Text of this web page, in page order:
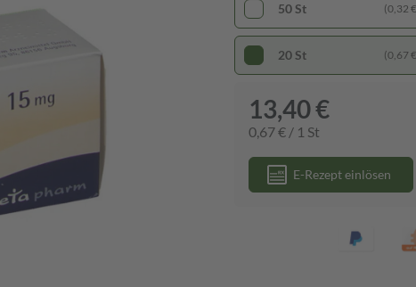
50 St (0,32
20 St (0,67
13,40 €
0,67 € / 1 St
E-Rezept einlösen